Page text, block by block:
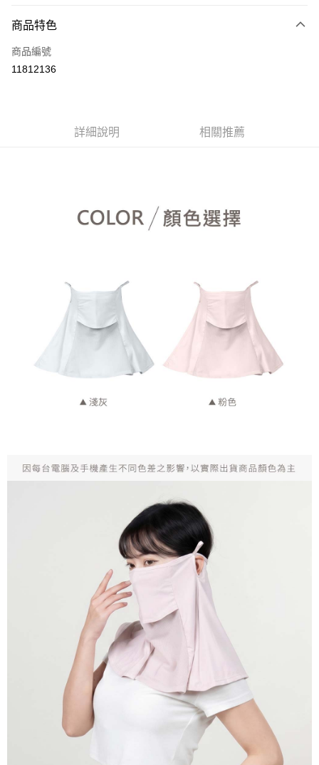
全家取貨付款
每筆NT$60，滿NT$599(含以上)免運費
付款後全家取貨
每筆NT$60，滿NT$599(含以上)免運費
每筆NT$120，滿NT$1,999(含以上)免運費
商品特色
商品編號
11812136
詳細說明 相關推薦